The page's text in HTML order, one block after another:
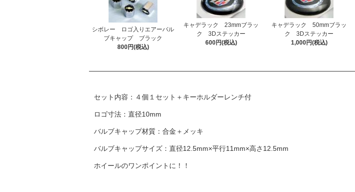
シボレー ロゴ入りエアーバル
ブキャップ ブラック
800円(税込)
キャデラック 23mmブラッ
ク 3Dステッカー
600円(税込)
キャデラック 50mmブラッ
ク 3Dステッカー
1,000円(税込)
セット内容：４個１セット＋キーホルダーレンチ付
ロゴ寸法：直径10mm
バルブキャップ材質：合金＋メッキ
バルブキャップサイズ：直径12.5mm×平行11mm×高さ12.5mm
ホイールのワンポイントに！！